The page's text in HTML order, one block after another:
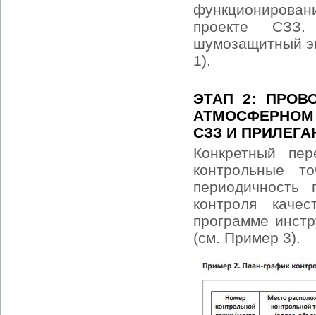
проекте СЗЗ.
шумозащитный
1).
ЭТАП 2:
СЗЗ И
Конкретный
контрольные
контроля
программе
(см. Пример 3).